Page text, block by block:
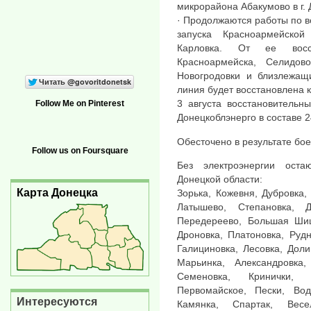
микрорайона Абакумово в г.
· Продолжаются работы по
запуска
Карловка. От ее
Красноармейска,
Новогродовки и
линия будет восстановлена
3 августа
Донецкоблэнерго в составе
Обесточено в результате
Без электроэнергии
Донецкой области:
Зорька, Кожевня,
Латышево, Степановка,
Передереево, Большая
Дроновка, Платоновка,
Галициновка, Лесовка,
Марьинка,
Семеновка, Кринички,
Первомайское, Пески,
Камянка, Спартак,
Follow Me on Pinterest
Follow us on Foursquare
Карта Донецка
Интересуются